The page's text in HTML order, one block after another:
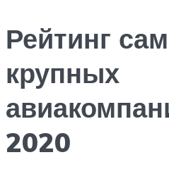
Рейтинг
крупных
2020